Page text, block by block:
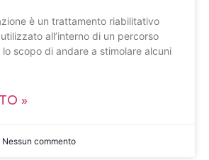
è un trattamento riabilitativo
all’interno di un percorso
scopo di andare a stimolare alcuni
»
Nessun commento